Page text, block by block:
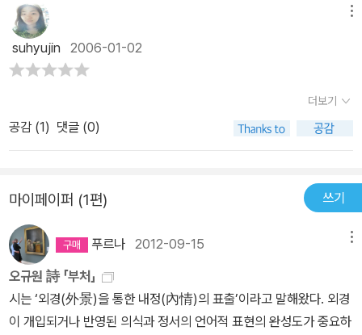
은 풀이나 풀의뿌리가 아니리라 나는 개암나무 사이에박힌 돌처럼 안
보이는 것이 모두 궁금하다먹고 있던 빵을 한 손에 쥔 채 나는아이의
손에서 무엇이 뽑혀나오는지 기다리고어른들은 계속 마시고 떠들고
묘지에퍼질고 앉아 화투짝 두들기는 소리가묘지 아래로 굴러내리고
태양은 빛나고아이는 함부로 뽑을 수 없는 풀을두 손으로 쥔 채 눈을
반짝이며 다시잡아당긴다 풀의 줄기가 우두둑 뜯기고아이는 넘어지
며 철쭉을 짓뭉갠다땅에 떨어져도 철쭉꽃은 여전히 붉다땅이 저렇게
라어른들과 떨어져서 아이는 당기고풀은 뽑힐 생각을 아직도 하지 않
고내 곁에서 개암나무 잎 사이의 어린 열매가그늘을 제끼고 따가운
햇볕 속에 고개를 내민다
suhyujin 2006-01-02
더보기
공감 (1) 댓글 (0)
마이페이퍼 (1편) 쓰기
푸르나 2012-09-15
오규원 詩 「부처」
시는 ‘외경(外景)을 통한 내정(內情)의 표출’이라고 말해왔다. 외경
이 개입되거나 반영된 의식과 정서의 언어적 표현의 완성도가 중요하